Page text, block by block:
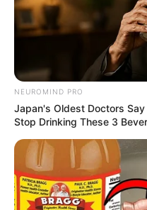
NEUROMIND PRO
Japan's Oldest Doctors
Stop Drinking These 3